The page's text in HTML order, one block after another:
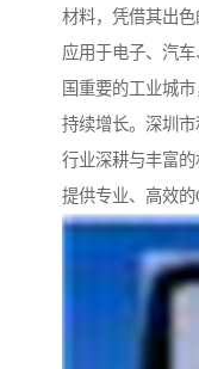
材料，凭借其出
应用于电子、汽
国重要的工业城
持续增长。深圳
行业深耕与丰富
提供专业、高效的